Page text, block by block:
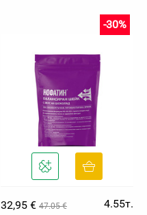
32,95 € 47.05 €
-30%
4.55т.